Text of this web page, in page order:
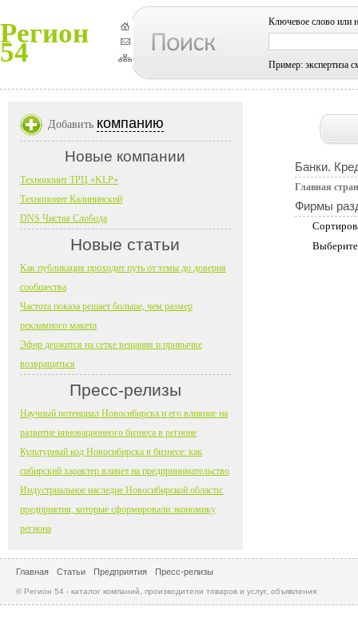
Регион
54
Ключевое слово или
Пример: экспертиза
Банки.
Главная
Фирмы
Добавить компанию
Новые компании
Технопоинт ТРЦ «KLP»
Технопоинт Калининский
DNS Чистая Слобода
Новые статьи
Как публикация проходит путь от темы до доверия
сообщества
Частота показа решает больше, чем размер
рекламного макета
Эфир держится на сетке вещания и привычке
возвращаться
Пресс-релизы
Научный потенциал Новосибирска и его влияние на
развитие инновационного бизнеса в регионе
Культурный код Новосибирска в бизнесе: как
сибирский характер влияет на предпринимательство
Индустриальное наследие Новосибирской области:
предприятия, которые сформировали экономику
региона
Главная Статьи Предприятия Пресс-релизы
© Регион 54 - каталог компаний, производители товаров и услуг, объявления